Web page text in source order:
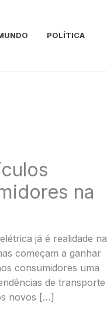
POLÍTICA
na
já é realidade na
começam a ganhar
consumidores uma
de transporte
novos […]